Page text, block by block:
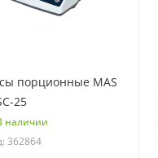
порционные MAS
25
наличии
362864